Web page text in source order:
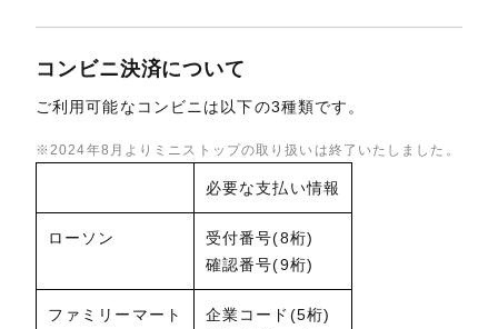
コンビニ決済について
ご利用可能なコンビニは以下の3種類です。
※2024年8月よりミニストップの取り扱いは終了いたしました。
必要な支払い情報
ローソン
受付番号(8桁)
確認番号(9桁)
ファミリーマート
企業コード(5桁)